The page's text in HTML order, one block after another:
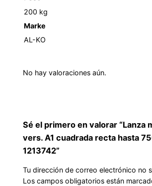
200 kg
Marke
AL-KO
No hay valoraciones aún.
Sé el primero en valorar “Lanza
vers. A1 cuadrada recta hasta
1213742”
Tu dirección de correo electrónico no
Los campos obligatorios están